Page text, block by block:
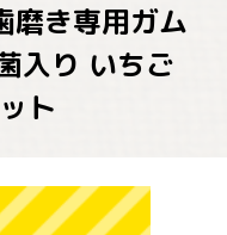
磨き専用ガム
入り いちご
ト